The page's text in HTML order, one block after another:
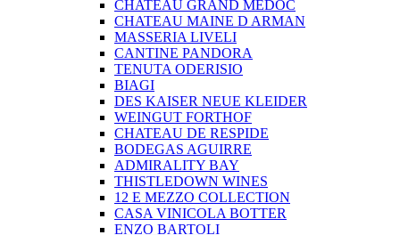
CHATEAU GRAND MEDOC
CHATEAU MAINE D ARMAN
MASSERIA LIVELI
CANTINE PANDORA
TENUTA ODERISIO
BIAGI
DES KAISER NEUE KLEIDER
WEINGUT FORTHOF
CHATEAU DE RESPIDE
BODEGAS AGUIRRE
ADMIRALITY BAY
THISTLEDOWN WINES
12 E MEZZO COLLECTION
CASA VINICOLA BOTTER
ENZO BARTOLI